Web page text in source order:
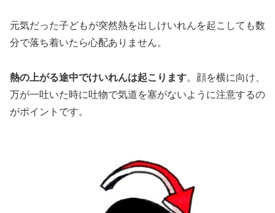
元気だった子どもが突然熱を出しけいれんを起こしても数
分で落ち着いたら心配ありません。
熱の上がる途中でけいれんは起こります。顔を横に向け、
万が一吐いた時に吐物で気道を塞がないように注意するの
がポイントです。